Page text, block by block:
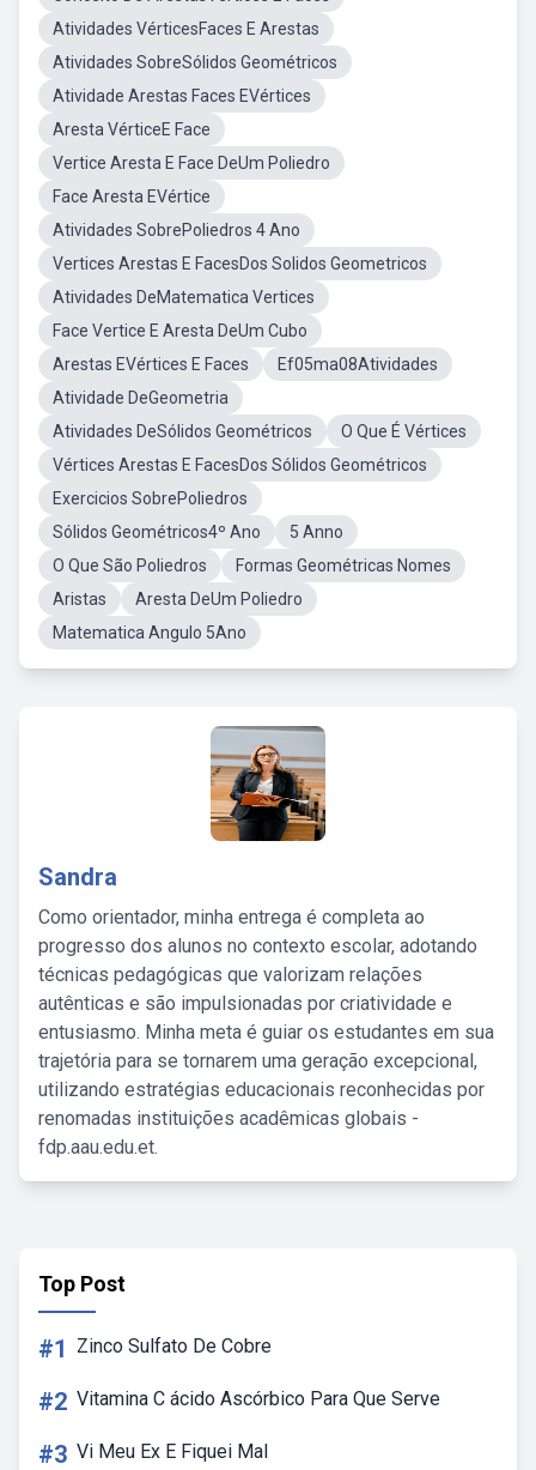
Atividades VérticesFaces E Arestas
Atividades SobreSólidos Geométricos
Atividade Arestas Faces EVértices
Aresta VérticeE Face
Vertice Aresta E Face DeUm Poliedro
Face Aresta EVértice
Atividades SobrePoliedros 4 Ano
Vertices Arestas E FacesDos Solidos Geometricos
Atividades DeMatematica Vertices
Face Vertice E Aresta DeUm Cubo
Arestas EVértices E Faces
Ef05ma08Atividades
Atividade DeGeometria
Atividades DeSólidos Geométricos
O Que É Vértices
Vértices Arestas E FacesDos Sólidos Geométricos
Exercicios SobrePoliedros
Sólidos Geométricos4º Ano
5 Anno
O Que São Poliedros
Formas Geométricas Nomes
Aristas
Aresta DeUm Poliedro
Matematica Angulo 5Ano
Sandra
Como orientador, minha entrega é completa ao
progresso dos alunos no contexto escolar, adotando
técnicas pedagógicas que valorizam relações
autênticas e são impulsionadas por criatividade e
entusiasmo. Minha meta é guiar os estudantes em sua
trajetória para se tornarem uma geração excepcional,
utilizando estratégias educacionais reconhecidas por
renomadas instituições acadêmicas globais -
fdp.aau.edu.et.
Top Post
#1 Zinco Sulfato De Cobre
#2 Vitamina C ácido Ascórbico Para Que Serve
#3 Vi Meu Ex E Fiquei Mal